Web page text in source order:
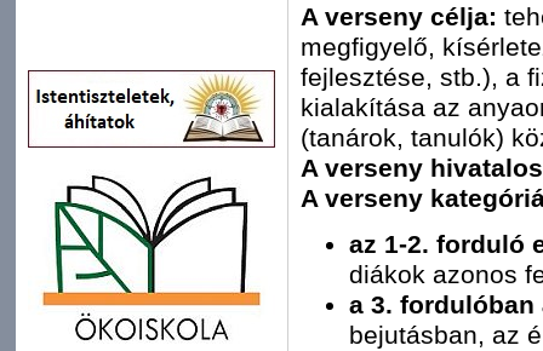
A verseny célja:
megfigyelő,
fejlesztése, stb.), a
kialakítása az
(tanárok, tanulók)
A verseny
A verseny
az 1-2. forduló
diákok azonos
a 3.
bejutásban, az